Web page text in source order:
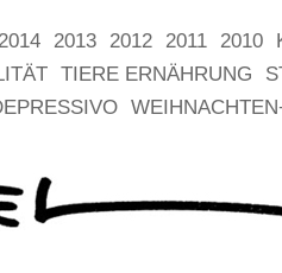
2014 2013 2012 2011 2010
TIERE ERNÄHRUNG